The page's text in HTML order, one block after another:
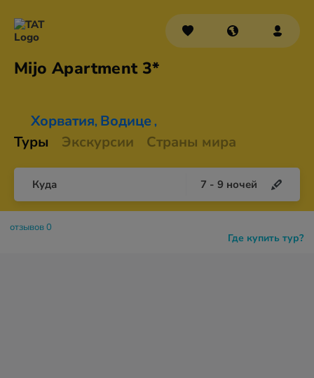
Mijo Apartment 3*
Хорватия, Водице ,
Туры Экскурсии Страны мира
Куда 7 - 9 ночей
Где купить тур?
отзывов 0